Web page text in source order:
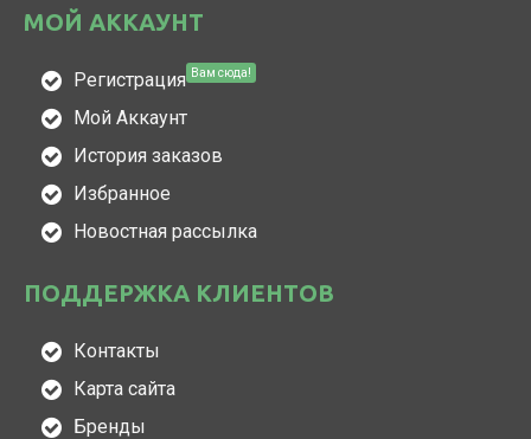
МОЙ АККАУНТ
Регистрация Вам сюда!
Мой Аккаунт
История заказов
Избранное
Новостная рассылка
ПОДДЕРЖКА КЛИЕНТОВ
Контакты
Карта сайта
Бренды